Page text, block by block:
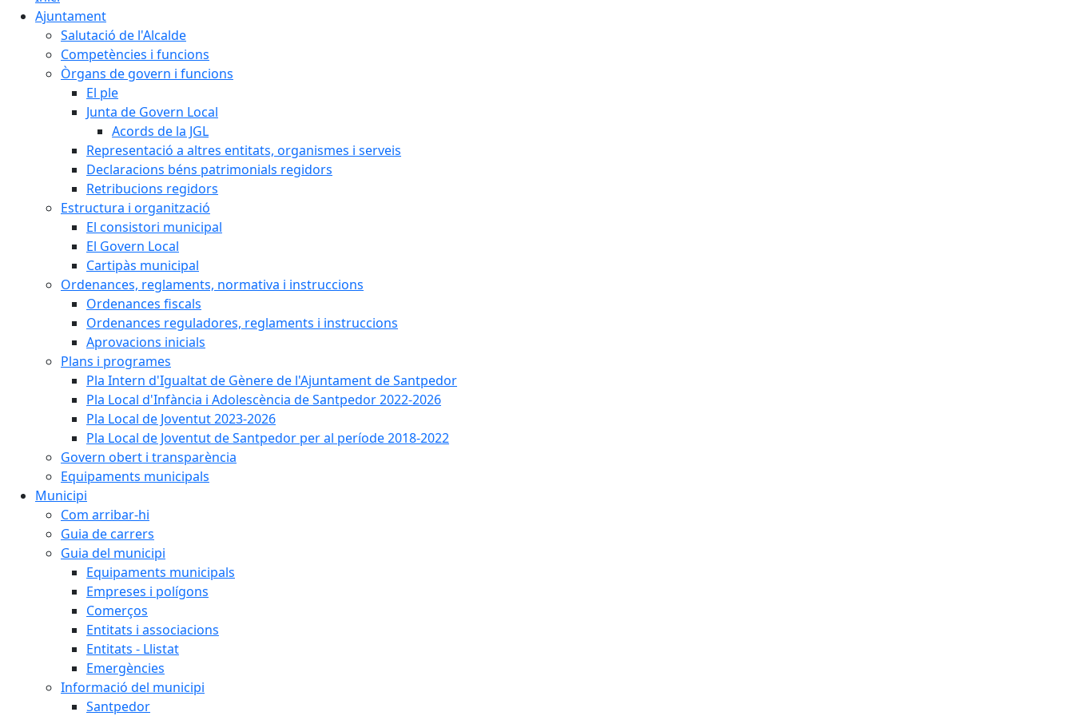
Ajuntament
Salutació de l'Alcalde
Competències i funcions
Òrgans de govern i funcions
El ple
Junta de Govern Local
Acords de la JGL
Representació a altres entitats, organismes i serveis
Declaracions béns patrimonials regidors
Retribucions regidors
Estructura i organització
El consistori municipal
El Govern Local
Cartipàs municipal
Ordenances, reglaments, normativa i instruccions
Ordenances fiscals
Ordenances reguladores, reglaments i instruccions
Aprovacions inicials
Plans i programes
Pla Intern d'Igualtat de Gènere de l'Ajuntament de Santpedor
Pla Local d'Infància i Adolescència de Santpedor 2022-2026
Pla Local de Joventut 2023-2026
Pla Local de Joventut de Santpedor per al període 2018-2022
Govern obert i transparència
Equipaments municipals
Municipi
Com arribar-hi
Guia de carrers
Guia del municipi
Equipaments municipals
Empreses i polígons
Comerços
Entitats i associacions
Entitats - Llistat
Emergències
Informació del municipi
Santpedor